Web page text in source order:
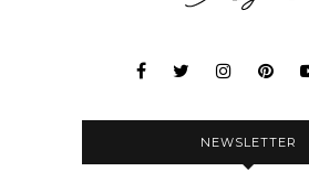
NEWSLETTER